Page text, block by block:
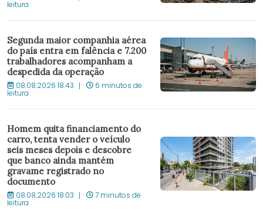
leitura
Segunda maior companhia aérea
do país entra em falência e 7.200
trabalhadores acompanham a
despedida da operação
08.08.2026 18:43 6 minutos de
leitura
Homem quita financiamento do
carro, tenta vender o veículo
seis meses depois e descobre
que banco ainda mantém
gravame registrado no
documento
08.08.2026 18:03 7 minutos de
leitura